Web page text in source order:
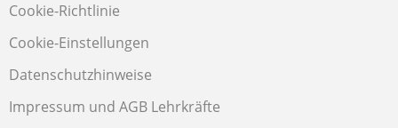
Cookie-Richtlinie
Cookie-Einstellungen
Datenschutzhinweise
Impressum und AGB Lehrkräfte